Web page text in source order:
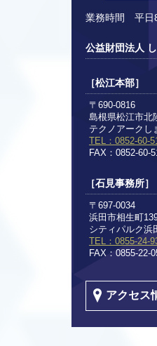
業務時間 平日
公益財団法人
［松江本部］
〒690-0816
島根県松江市北
テクノアークし
TEL：0852-60-
FAX：0852-60-
［石見事務所］
〒697-0034
浜田市相生町
シティパルク浜
TEL：0855-24-
FAX：0855-22-
アクセス